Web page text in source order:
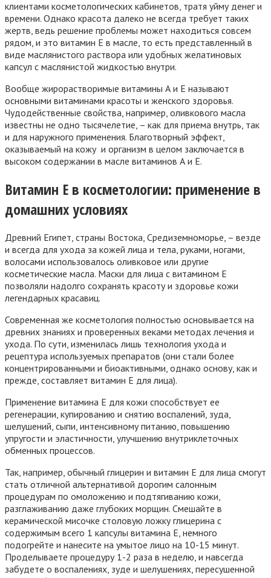
клиентами косметологических кабинетов, тратя уйму денег и
времени. Однако красота далеко не всегда требует таких
жертв, ведь решение проблемы может находиться совсем
рядом, и это витамин Е в масле, то есть представленный в
виде маслянистого раствора или удобных желатиновых
капсул с маслянистой жидкостью внутри.
Вообще жирорастворимые витамины А и Е называют
основными витаминами красоты и женского здоровья.
Чудодейственные свойства, например, оливкового масла
известны не одно тысячелетие, – как для приема внутрь, так
и для наружного применения. Благотворный эффект,
оказываемый на кожу и организм в целом заключается в
высоком содержании в масле витаминов А и Е.
Витамин Е в косметологии: применение в
домашних условиях
Древний Египет, страны Востока, Средиземноморье, – везде
и всегда для ухода за кожей лица и тела, руками, ногами,
волосами использовалось оливковое или другие
косметические масла. Маски для лица с витамином Е
позволяли надолго сохранять красоту и здоровье кожи
легендарных красавиц.
Современная же косметология полностью основывается на
древних знаниях и проверенных веками методах лечения и
ухода. По сути, изменилась лишь технология ухода и
рецептура используемых препаратов (они стали более
концентрированными и биоактивными, однако основу, как и
прежде, составляет витамин Е для лица).
Применение витамина Е для кожи способствует ее
регенерации, купированию и снятию воспалений, зуда,
шелушений, сыпи, интенсивному питанию, повышению
упругости и эластичности, улучшению внутриклеточных
обменных процессов.
Так, например, обычный глицерин и витамин Е для лица смогут
стать отличной альтернативой дорогим салонным
процедурам по омоложению и подтягиванию кожи,
разглаживанию даже глубоких морщин. Смешайте в
керамической мисочке столовую ложку глицерина с
содержимым всего 1 капсулы витамина Е, немного
подогрейте и нанесите на умытое лицо на 10-15 минут.
Проделываете процедуру 1-2 раза в неделю, и навсегда
забудете о воспалениях, зуде и шелушениях, пересушенной